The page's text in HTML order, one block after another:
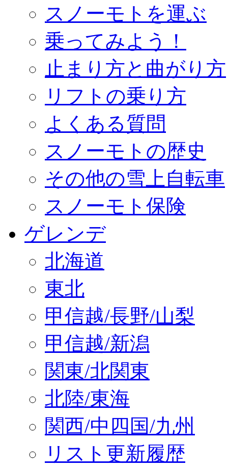
スノーモトを運ぶ
乗ってみよう！
止まり方と曲がり方
リフトの乗り方
よくある質問
スノーモトの歴史
その他の雪上自転車
スノーモト保険
ゲレンデ
北海道
東北
甲信越/長野/山梨
甲信越/新潟
関東/北関東
北陸/東海
関西/中四国/九州
リスト更新履歴